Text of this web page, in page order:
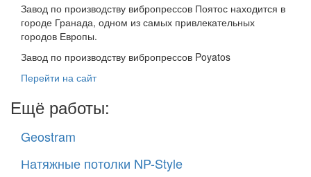
Завод по производству вибропрессов Поятос находится в
городе Гранада, одном из самых привлекательных
городов Европы.
Завод по производству вибропрессов Poyatos
Перейти на сайт
Ещё работы:
Geostram
Натяжные потолки NP-Style